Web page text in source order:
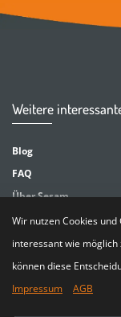
Wir nutzen Cookies
interessant wie möglich
können diese
Impressum
AGB
Weitere
Blog
FAQ
Über Sesam
Karriere
Kontakt